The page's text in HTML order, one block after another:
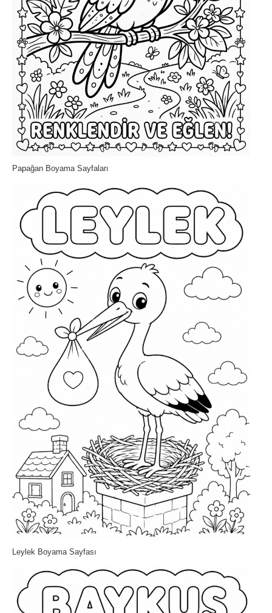
Papağan Boyama Sayfaları
Leylek Boyama Sayfası